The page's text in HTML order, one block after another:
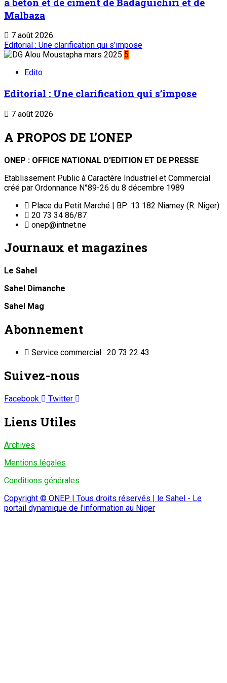
Malbaza
7 août 2026
Editorial : Une clarification qui s’impose
5
Edito
Editorial : Une clarification qui s’impose
7 août 2026
A PROPOS DE L'ONEP
ONEP : OFFICE NATIONAL D’EDITION ET DE PRESSE
Etablissement Public à Caractère Industriel et Commercial
créé par Ordonnance N°89-26 du 8 décembre 1989
Place du Petit Marché | BP: 13 182 Niamey (R. Niger)
20 73 34 86/87
onep@intnet.ne
Journaux et magazines
Le Sahel
Sahel Dimanche
Sahel Mag
Abonnement
Service commercial : 20 73 22 43
Suivez-nous
Facebook Twitter
Liens Utiles
Archives
Mentions légales
Conditions générales
Copyright © ONEP | Tous droits réservés | le Sahel - Le
portail dynamique de l'information au Niger